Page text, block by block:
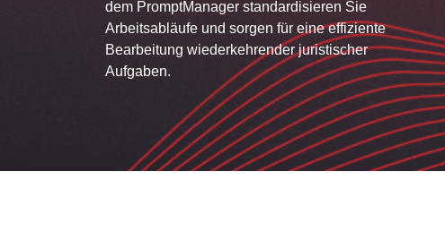
dem PromptManager standardisieren Sie
Arbeitsabläufe und sorgen für eine effiziente
Bearbeitung wiederkehrender juristischer
Aufgaben.